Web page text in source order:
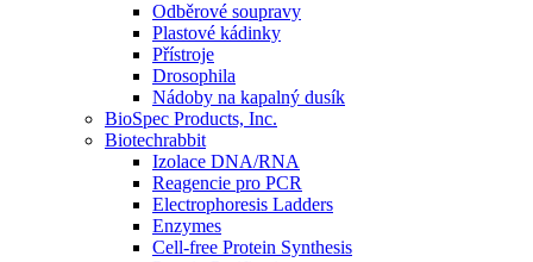
Odběrové soupravy
Plastové kádinky
Přístroje
Drosophila
Nádoby na kapalný dusík
BioSpec Products, Inc.
Biotechrabbit
Izolace DNA/RNA
Reagencie pro PCR
Electrophoresis Ladders
Enzymes
Cell-free Protein Synthesis